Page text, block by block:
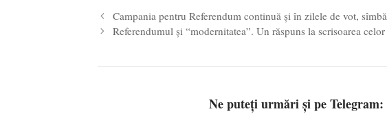
Campania pentru Referendum continuă și în zilele de vot,
Referendumul și “modernitatea”. Un răspuns la scrisoarea
Ne puteți urmări și pe Telegram: